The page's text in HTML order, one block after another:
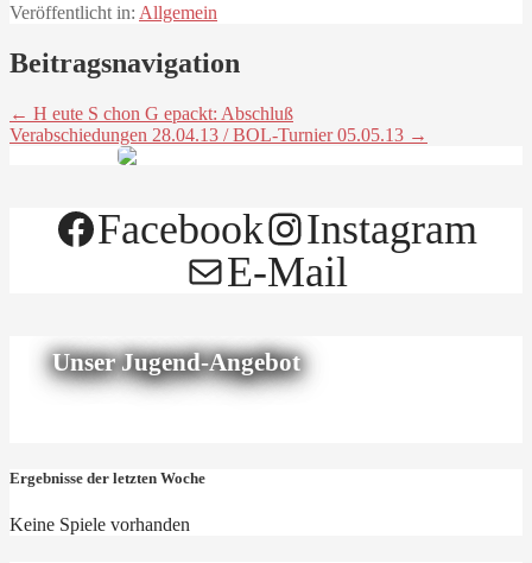
Veröffentlicht in: Allgemein
Beitragsnavigation
← H eute S chon G epackt: Abschluß
Verabschiedungen 28.04.13 / BOL-Turnier 05.05.13 →
Facebook
Instagram
E-Mail
Unser Jugend-Angebot
Ergebnisse der letzten Woche
Keine Spiele vorhanden